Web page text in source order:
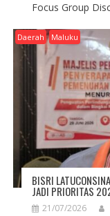
Focus Group
Daerah Maluku
BISRI
JADI PRIORITAS
21/07/2026